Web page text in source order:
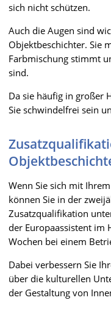
sich nicht schützen.
Auch die Augen sind
Objektbeschichter. Sie
Farbmischung stimmt
sind.
Da sie häufig in großer
Sie schwindelfrei sein
Wenn Sie sich mit
können Sie in der
Zusatzqualifikation
der Europaassistent im
Wochen bei einem
Dabei verbessern Sie
über die kulturellen
der Gestaltung von